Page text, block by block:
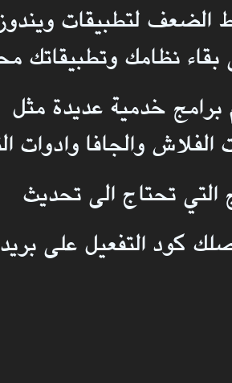
الضعف لتطبيقات
نظامك وتطبيقاتك
برامج خدمية عديدة مثل
والجافا وادوات
التي تحتاج الى تحديث
كود التفعيل على